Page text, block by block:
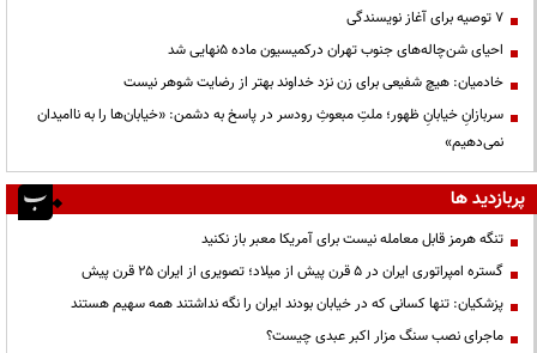
۷ توصیه برای آغاز نویسندگی
احیای شن‌چاله‌های جنوب تهران درکمیسیون ماده ۵نهایی شد
خادمیان: هیچ شفیعی برای زن نزد خداوند بهتر از رضایت شوهر نیست
سربازانِ خیابانِ ظهور؛ ملتِ مبعوثِ رودسر در پاسخ به دشمن: «خیابان‌ها را به ناامیدان
نمی‌دهیم»
پربازدید ها
تنگه هرمز قابل معامله نیست برای آمریکا معبر باز نکنید
گستره امپراتوری ایران در ۵ قرن پیش از میلاد؛ تصویری از ایران ۲۵ قرن پیش
پزشکیان: تنها کسانی که در خیابان بودند ایران را نگه نداشتند همه سهیم هستند
ماجرای نصب سنگ مزار اکبر عبدی چیست؟